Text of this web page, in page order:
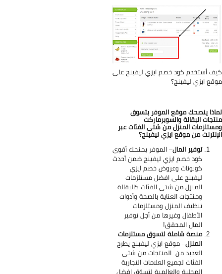
أستخدم كود خصم ايزي ليفينج على
ايزي ليفينج؟
ينصحك موقع الموفر بتسوق
البقالة والسوبرماركت
المنزل من شتى الفئات عبر
من موقع ايزي ليفينج؟
توفير المال– الموفر يمنحك أقوى
كود خصم ايزي ليفينج ضمن أحدث
كوبونات وعروض خصم ايزي
ليفينج على افضل مستلزمات
المنزل من شتى الفئات كالبقالة
ومنتجات العناية بالصحة وأدوات
تنظيف المنزل ومستلزمات
الأطفال وغيرها من أجل توفير
المال المحقق!
منصة شاملة لتسوق مستلزمات
المنزل– موقع ايزي ليفينج يطرح
العديد من المنتجات من شتى
الفئات لجميع العلامات التجارية
المحلية والعالمية لتسوّق افضل